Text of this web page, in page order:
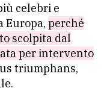
celebri e
Europa, perché
scolpita dal
per intervento
triumphans,